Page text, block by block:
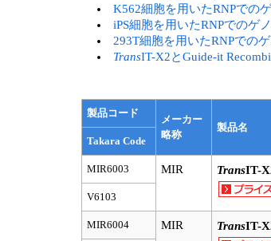
K562細胞を用いたRNPでの
iPS細胞を用いたRNPでのゲ
293T細胞を用いたRNPでの
TransIT-X2とGuide-it
製品コード
メーカー
略称
製品名
Takara Code
MIR6003 MIR TransIT-
V6103
MIR6004 MIR TransIT-